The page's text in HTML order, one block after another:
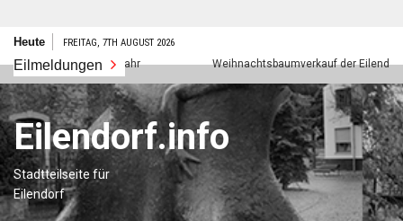
Zum
springen
Heute FREITAG, 7TH AUGUST 2026
Eilmeldungen
Frohes neues Jahr Weihnachtsbaumverkauf der Eilendorfer
Eilendorf.info
Stadtteilseite für
Eilendorf